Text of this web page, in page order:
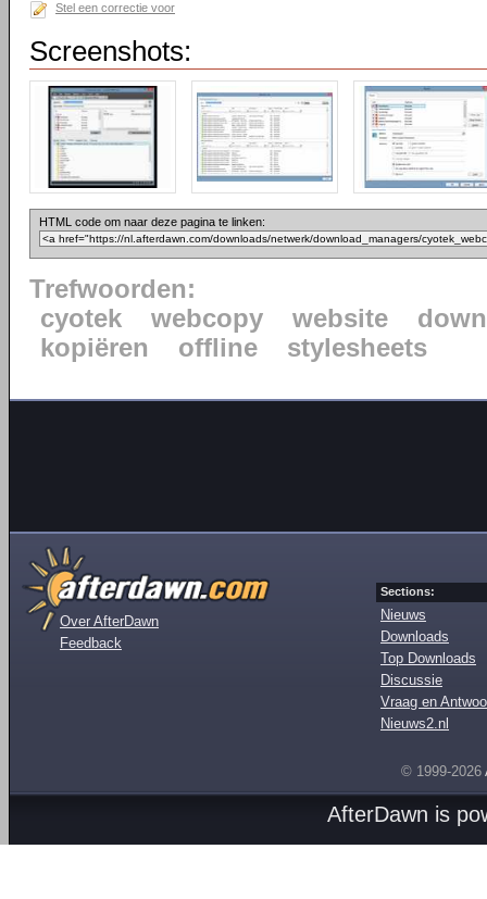
Stel een correctie voor
Screenshots:
HTML code om naar deze pagina te linken:
Trefwoorden:
cyotek
webcopy website
kopiëren
offline stylesheets
Over AfterDawn
Feedback
Sections:
Nieuws
Downloads
Top Downloads
Discussie
Vraag en
Nieuws2.nl
© 1999-2026
AfterDawn is